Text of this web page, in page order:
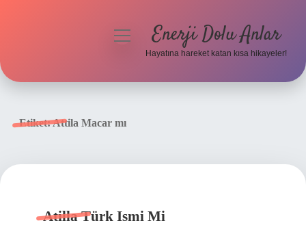
menüyüEnerji Dolu Anlar
Hayatına hareket katan kısa hikayeler!
Etiket:Attila Macar mı
Atilla Türk Ismi Mi